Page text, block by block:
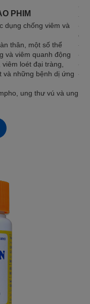
PHIM
dụng chống viêm và
thân, một số thể
và viêm quanh động
loét đại tràng,
và những bệnh dị ứng
ung thư vú và ung
-
-
-
-
-
-
- ...